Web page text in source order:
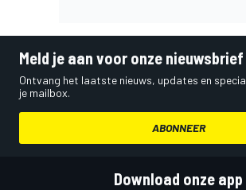
Meld je aan voor onze nieuwsbrief
Ontvang het laatste nieuws, updates en
je mailbox.
ABONNEER
Download onze app